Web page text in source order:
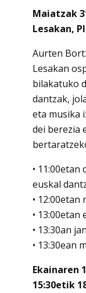
Maiatzak
Lesakan,
Aurten
Lesakan
bilakatuko
dantzak,
eta musika
dei berezia
•
euskal
•
• 13:00etan
• 13:30an
• 13:30ean
Ekainaren
15:30etik